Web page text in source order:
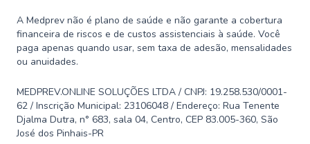
A Medprev não é plano de saúde e não garante a cobertura
financeira de riscos e de custos assistenciais à saúde. Você
paga apenas quando usar, sem taxa de adesão, mensalidades
ou anuidades.
MEDPREV.ONLINE SOLUÇÕES LTDA / CNPJ: 19.258.530/0001-
62 / Inscrição Municipal: 23106048 / Endereço: Rua Tenente
Djalma Dutra, n° 683, sala 04, Centro, CEP 83.005-360, São
José dos Pinhais-PR